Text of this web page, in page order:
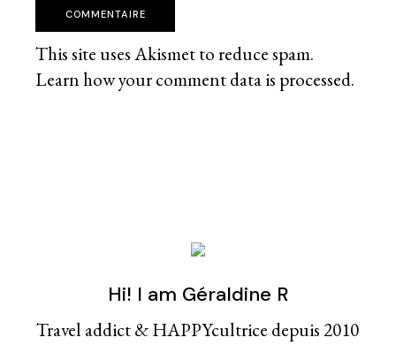
COMMENTAIRE
This site uses Akismet to reduce spam.
Learn how your comment data is processed.
Hi! I am Géraldine R
Travel addict & HAPPYcultrice depuis 2010